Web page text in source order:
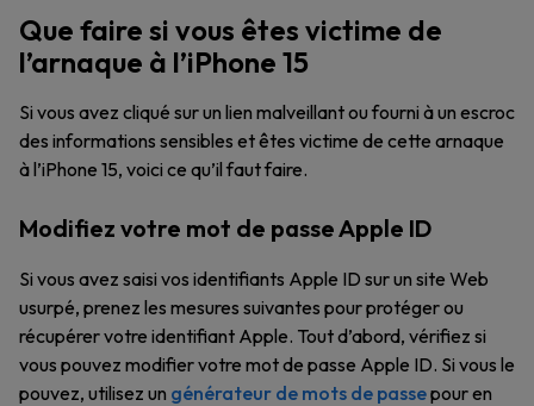
Que faire si vous êtes victime de
l’arnaque à l’iPhone 15
Si vous avez cliqué sur un lien malveillant ou fourni à un escroc
des informations sensibles et êtes victime de cette arnaque
à l’iPhone 15, voici ce qu’il faut faire.
Modifiez votre mot de passe Apple ID
Si vous avez saisi vos identifiants Apple ID sur un site Web
usurpé, prenez les mesures suivantes pour protéger ou
récupérer votre identifiant Apple. Tout d’abord, vérifiez si
vous pouvez modifier votre mot de passe Apple ID. Si vous le
pouvez, utilisez un générateur de mots de passepour en